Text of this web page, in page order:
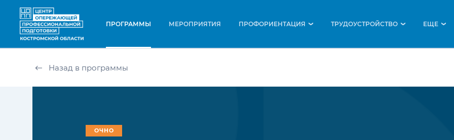
ПРОГРАММЫ МЕРОПРИЯТИЯ ПРОФОРИЕНТАЦИЯ › ТРУДОУСТРОЙСТВО› EЩЕ›
Назад в программы
ОЧНО